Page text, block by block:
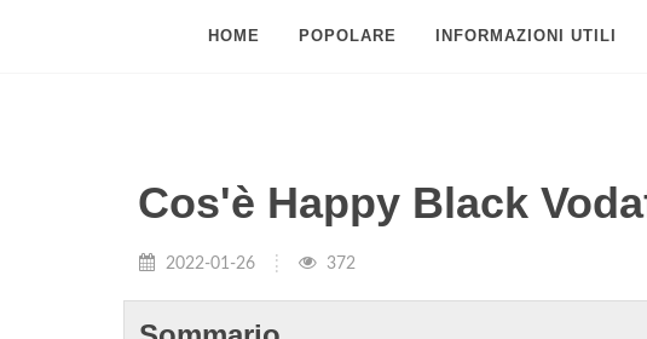
HOME POPOLARE INFORMAZIONI UTILI
Cos'è Happy Black
2022-01-26 372